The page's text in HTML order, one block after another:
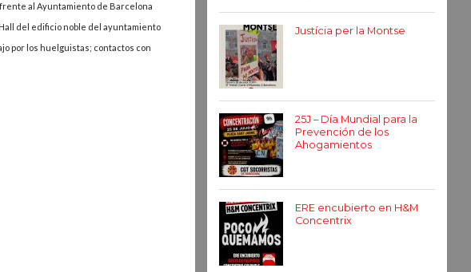
al Ayuntamiento de Barcelona
del edificio noble del ayuntamiento
por los huelguistas; contactos con
Justícia per la Montse
25J – Día Mundial para la
Prevención de los
Ahogamientos
ERE encubierto en H&M
Concentrix